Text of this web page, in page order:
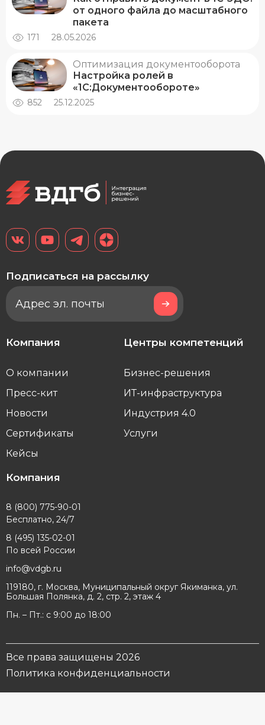
от одного файла до масштабного
пакета
171 28.05.2026
Оптимизация документооборота
Настройка ролей в
«1С:Документообороте»
852 25.12.2025
Подписаться на рассылку
Компания
О компании
Пресс-кит
Новости
Сертификаты
Кейсы
Центры компетенций
Бизнес-решения
ИТ-инфраструктура
Индустрия 4.0
Услуги
Компания
8 (800) 775-90-01
Бесплатно, 24/7
8 (495) 135-02-01
По всей России
info@vdgb.ru
119180, г. Москва, Муниципальный округ Якиманка, ул.
Большая Полянка, д. 2, стр. 2, этаж 4
Пн. – Пт.: с 9:00 до 18:00
Все права защищены 2026
Политика конфиденциальности